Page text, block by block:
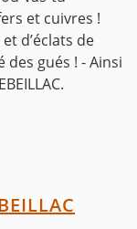
et cuivres !
d’éclats de
des gués ! - Ainsi